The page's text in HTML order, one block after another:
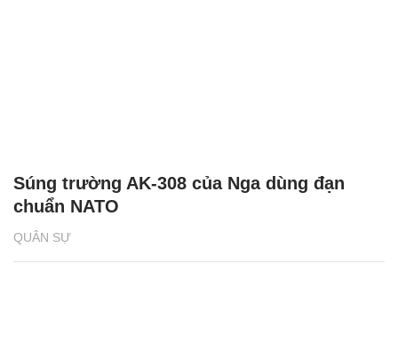
QUÂN SỰ
Súng trường AK-308 của Nga dùng đạn
chuẩn NATO